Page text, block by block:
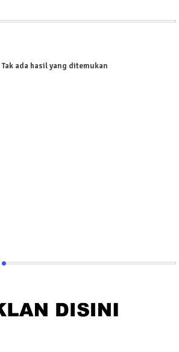
Tak ada hasil yang ditemukan